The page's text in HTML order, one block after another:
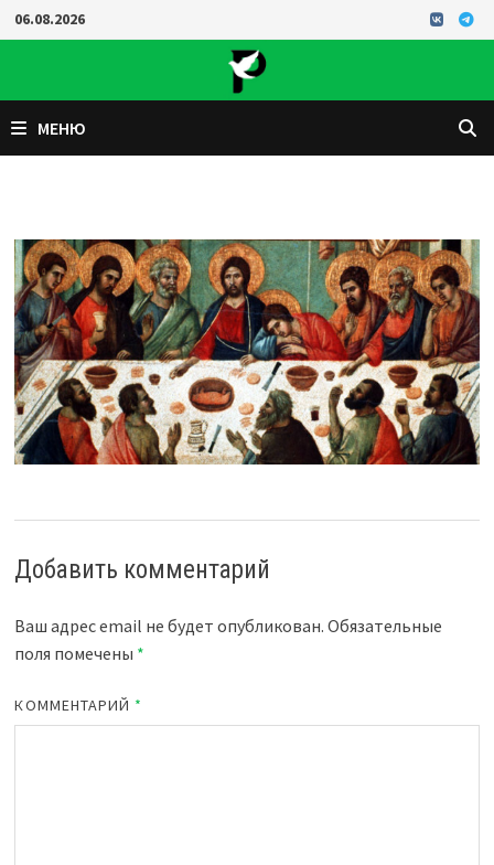
Перейти
к
06.08.2026
МЕНЮ
Добавить комментарий
Ваш адрес email не будет опубликован. Обязательные
поля помечены *
КОММЕНТАРИЙ *